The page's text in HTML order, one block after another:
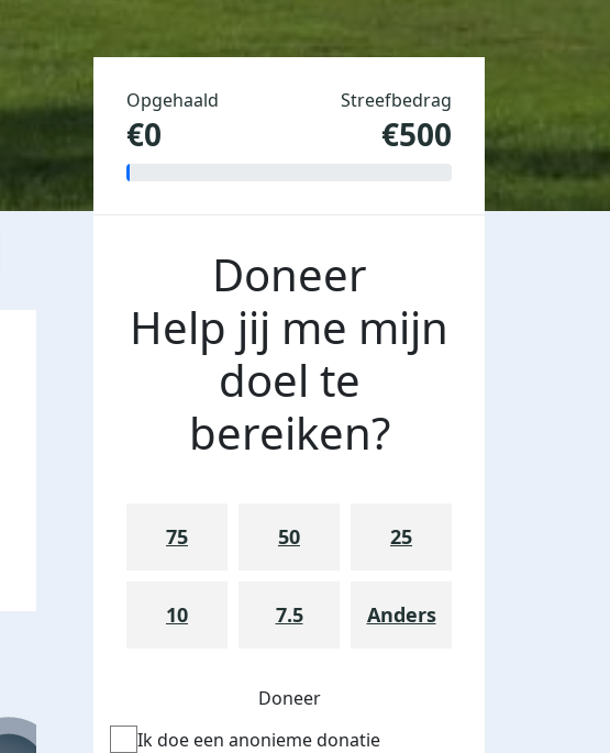
Opgehaald
€0
Streefbedrag
€500
Doneer
Help jij me mijn
doel te
bereiken?
75 50 25
10 7.5 Anders
Doneer
Ik doe een anonieme donatie